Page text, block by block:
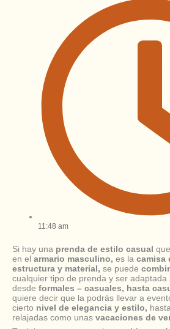
11:48 am
Si hay una prenda de estilo casual
en el armario masculino, es la camisa
estructura y material, se puede
cualquier tipo de prenda y ser adaptada
desde formales – casuales, hasta
quiere decir que la podrás llevar a
cierto nivel de elegancia y estilo,
relajadas como unas vacaciones de